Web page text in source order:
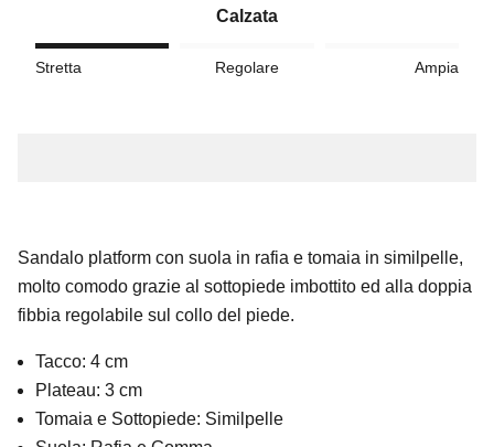
Calzata
Stretta Regolare Ampia
Sandalo platform con suola in rafia e tomaia in similpelle,
molto comodo grazie al sottopiede imbottito ed alla doppia
fibbia regolabile sul collo del piede.
Tacco: 4 cm
Plateau: 3 cm
Tomaia e Sottopiede: Similpelle